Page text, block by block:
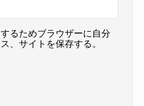
るためブラウザーに自分
、サイトを保存する。